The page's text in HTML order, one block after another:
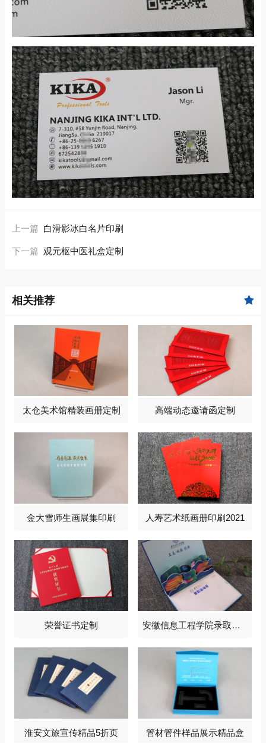
上一篇 白滑影冰白名片印刷
下一篇 观元枢中医礼盒定制
相关推荐
太仓美术馆精装画册定制 高端动态邀请函定制
金大雪师生画展集印刷 人寿艺术纸画册印刷2021
荣誉证书定制 安徽信息工程学院录取通知书定制
淮安文旅宣传精品5折页 管材管件样品展示精品盒